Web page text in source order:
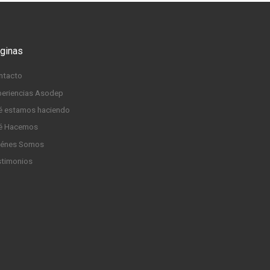
Asodep
estamos haciendo
Hacemos
Somos